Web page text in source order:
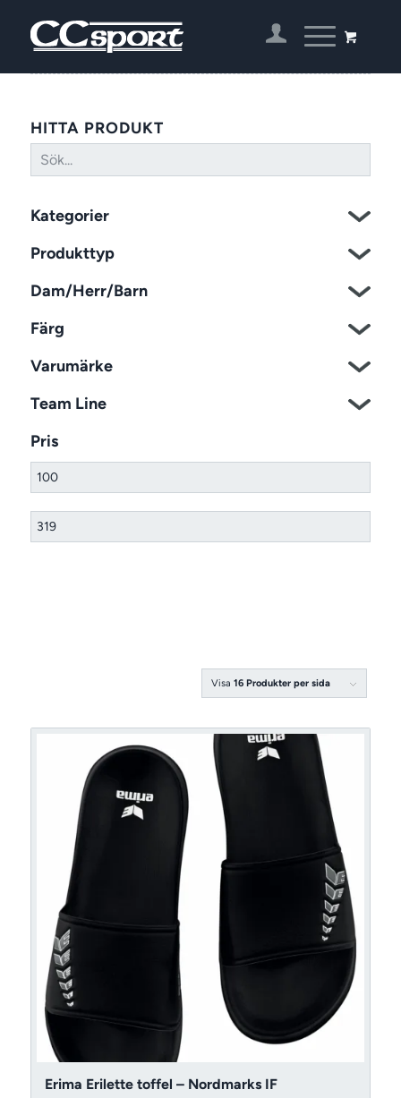
Visa16 Produkter per sida
Erima Erilette toffel – Nordmarks IF
HITTA PRODUKT
Kategorier
Produkttyp
Dam/Herr/Barn
Färg
Varumärke
Team Line
Pris